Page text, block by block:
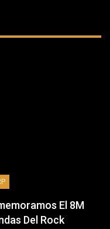
El 8M
Del Rock